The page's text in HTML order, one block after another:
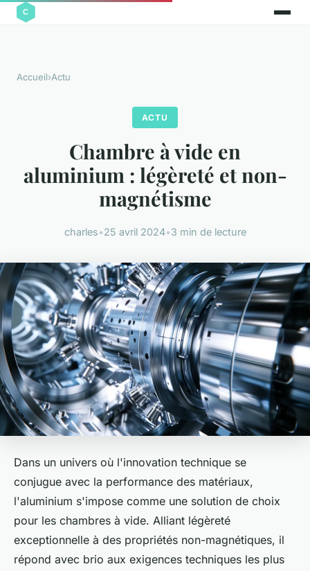
Accueil›Actu
ACTU
Chambre à vide en
aluminium : légèreté et non-
magnétisme
charles•25 avril 2024•3 min de lecture
Dans un univers où l'innovation technique se
conjugue avec la performance des matériaux,
l'aluminium s'impose comme une solution de choix
pour les chambres à vide. Alliant légèreté
exceptionnelle à des propriétés non-magnétiques, il
répond avec brio aux exigences techniques les plus